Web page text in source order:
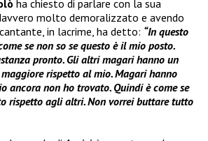
ha chiesto di parlare con la sua
molto demoralizzato e avendo
in lacrime, ha detto: “In questo
se non so se questo è il mio posto.
pronto. Gli altri magari hanno un
rispetto al mio. Magari hanno
ancora non ho trovato. Quindi è come se
rispetto agli altri. Non vorrei buttare tutto